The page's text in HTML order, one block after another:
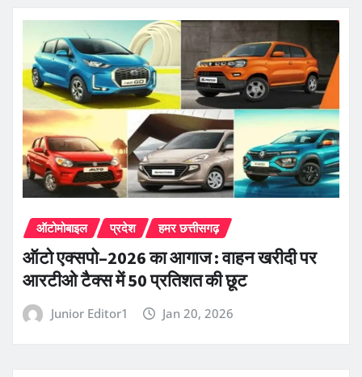
ऑटोमोबाइल प्रदेश हमर छत्तीसगढ़
ऑटो एक्सपो–2026 का आगाज : वाहन खरीदी पर
आरटीओ टैक्स में 50 प्रतिशत की छूट
Junior Editor1 Jan 20, 2026